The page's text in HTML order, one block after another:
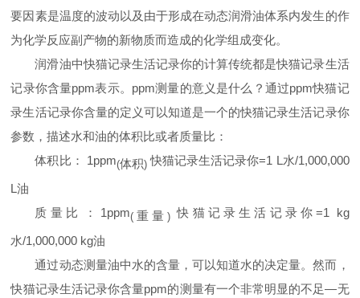
要因素是温度的波动以及由于形成在动态润滑油体系内发生的作
为化学反应副产物的新物质而造成的化学组成变化。
润滑油中快猫记录生活记录你的计算传统都是快猫记录生活
记录你含量ppm表示。 ppm测量的意义是什么？通过ppm快猫记
录生活记录你含量的定义可以知道是一个的快猫记录生活记录你
参数，描述水和油的体积比或者质量比：
体积比：
1ppm(体积) 快猫记录生活记录你=1 L水/1,000,000
L油
质量比： 1ppm(重量) 快猫记录生活记录你=1 kg
水/1,000,000 kg油
通过动态测量油中水的含量，可以知道水的决定量。然而，
快猫记录生活记录你含量ppm的测量有一个非常明显的不足—无